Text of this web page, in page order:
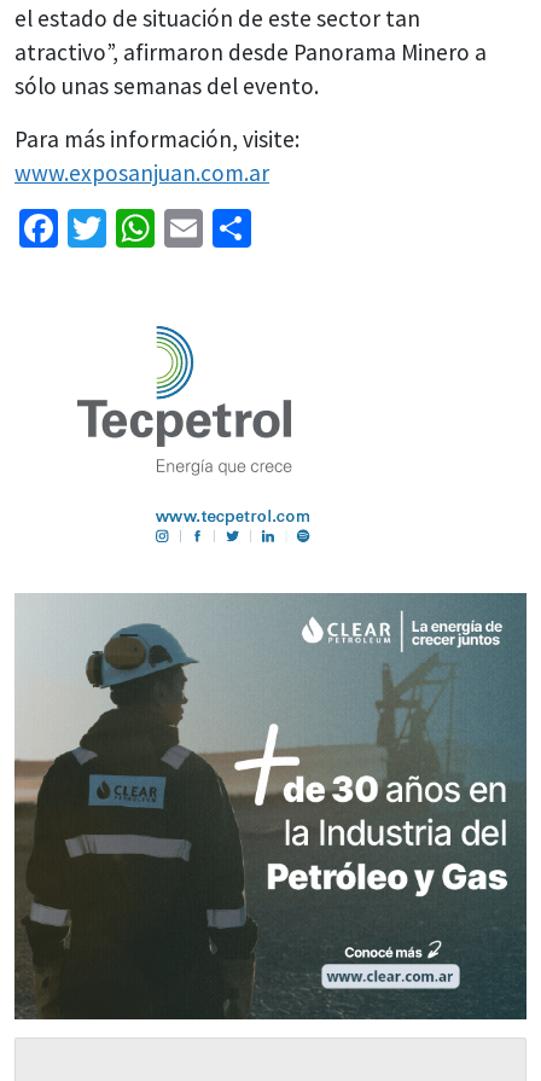
el estado de situación de este sector tan
atractivo”, afirmaron desde Panorama Minero a
sólo unas semanas del evento.
Para más información, visite:
www.exposanjuan.com.ar
Facebook
Twitter
WhatsApp
Email